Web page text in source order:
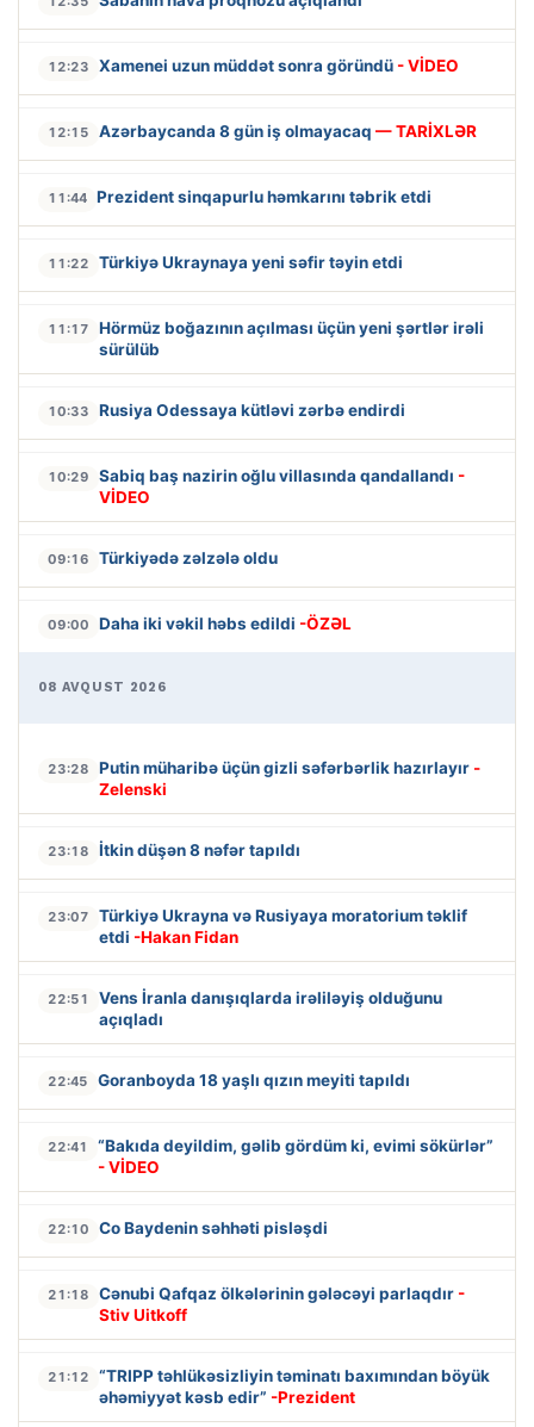
12:23 Xamenei uzun müddət sonra göründü - VİDEO
12:15 Azərbaycanda 8 gün iş olmayacaq — TARİXLƏR
11:44 Prezident sinqapurlu həmkarını təbrik etdi
11:22 Türkiyə Ukraynaya yeni səfir təyin etdi
11:17
Hörmüz boğazının açılması üçün yeni şərtlər irəli
sürülüb
10:33 Rusiya Odessaya kütləvi zərbə endirdi
10:29 Sabiq baş nazirin oğlu villasında qandallandı -
VİDEO
09:16 Türkiyədə zəlzələ oldu
09:00 Daha iki vəkil həbs edildi -ÖZƏL
08 AVQUST 2026
23:28 Putin müharibə üçün gizli səfərbərlik hazırlayır -
Zelenski
23:18 İtkin düşən 8 nəfər tapıldı
23:07
Türkiyə Ukrayna və Rusiyaya moratorium təklif
etdi -Hakan Fidan
22:51
Vens İranla danışıqlarda irəliləyiş olduğunu
açıqladı
22:45 Goranboyda 18 yaşlı qızın meyiti tapıldı
22:41
“Bakıda deyildim, gəlib gördüm ki, evimi sökürlər”
- VİDEO
22:10 Co Baydenin səhhəti pisləşdi
21:18 Cənubi Qafqaz ölkələrinin gələcəyi parlaqdır -
Stiv Uitkoff
21:12
“TRIPP təhlükəsizliyin təminatı baxımından böyük
əhəmiyyət kəsb edir” -Prezident